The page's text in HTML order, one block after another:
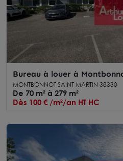
Bureau à louer à
parking disponible
MONTBONNOT SAINT MARTIN 38330
De 70 m² à 279 m²
Dès 100 € /m²/an HT HC